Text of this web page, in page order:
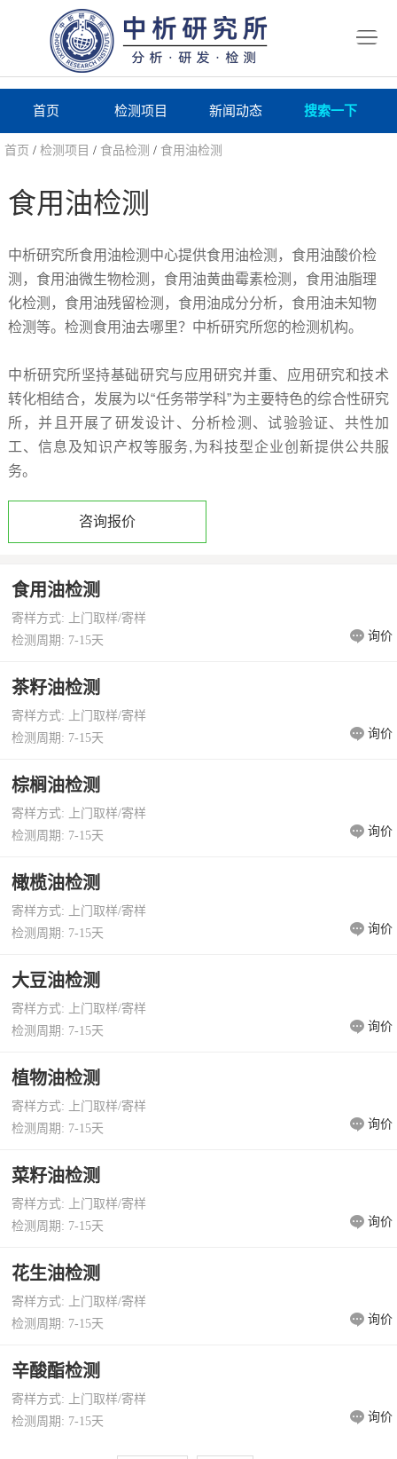
首页 检测项目 新闻动态 搜索一下
首页 / 检测项目 / 食品检测 / 食用油检测
食用油检测
中析研究所食用油检测中心提供食用油检测，食用油酸价检
测，食用油微生物检测，食用油黄曲霉素检测，食用油脂理
化检测，食用油残留检测，食用油成分分析，食用油未知物
检测等。检测食用油去哪里？中析研究所您的检测机构。
中析研究所坚持基础研究与应用研究并重、应用研究和技术
转化相结合，发展为以“任务带学科”为主要特色的综合性研究
所，并且开展了研发设计、分析检测、试验验证、共性加
工、信息及知识产权等服务,为科技型企业创新提供公共服
务。
咨询报价
食用油检测
寄样方式: 上门取样/寄样
检测周期: 7-15天
询价
茶籽油检测
寄样方式: 上门取样/寄样
检测周期: 7-15天
询价
棕榈油检测
寄样方式: 上门取样/寄样
检测周期: 7-15天
询价
橄榄油检测
寄样方式: 上门取样/寄样
检测周期: 7-15天
询价
大豆油检测
寄样方式: 上门取样/寄样
检测周期: 7-15天
询价
植物油检测
寄样方式: 上门取样/寄样
检测周期: 7-15天
询价
菜籽油检测
寄样方式: 上门取样/寄样
检测周期: 7-15天
询价
花生油检测
寄样方式: 上门取样/寄样
检测周期: 7-15天
询价
辛酸酯检测
寄样方式: 上门取样/寄样
检测周期: 7-15天
询价
项
究
器
研
动
态
所
案
我
于
在
价
真
伪
查
询